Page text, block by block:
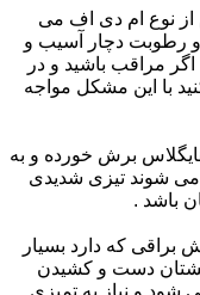
نوع ام دی اف می
و رطوبت دچار آسیب و
مراقب باشید و در
با این مشکل مواجه
برش خورده و به
شوند تیزی شدیدی
باشد .
که دارد بسیار
دست و کشیدن
و نیاز به تمیزی